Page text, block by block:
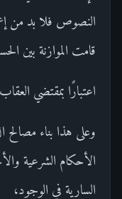
النصوص فلا بد من
قامت الموازنة بين
اعتبارًا بمقتضي
وعلى هذا بناء مصالح
الأحكام الشرعية
السارية في الوجود،